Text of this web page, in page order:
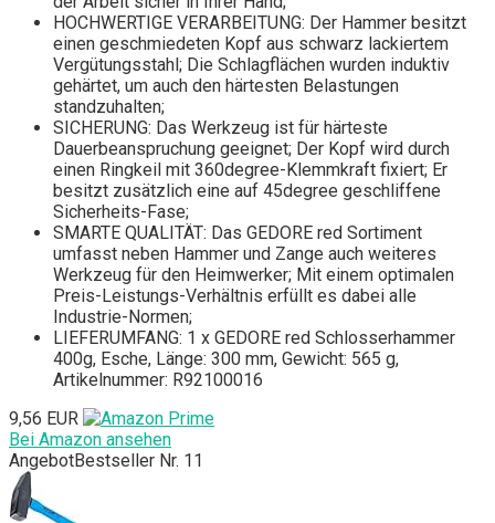
HOCHWERTIGE VERARBEITUNG: Der Hammer besitzt
einen geschmiedeten Kopf aus schwarz lackiertem
Vergütungsstahl; Die Schlagflächen wurden induktiv
gehärtet, um auch den härtesten Belastungen
standzuhalten;
SICHERUNG: Das Werkzeug ist für härteste
Dauerbeanspruchung geeignet; Der Kopf wird durch
einen Ringkeil mit 360degree-Klemmkraft fixiert; Er
besitzt zusätzlich eine auf 45degree geschliffene
Sicherheits-Fase;
SMARTE QUALITÄT: Das GEDORE red Sortiment
umfasst neben Hammer und Zange auch weiteres
Werkzeug für den Heimwerker; Mit einem optimalen
Preis-Leistungs-Verhältnis erfüllt es dabei alle
Industrie-Normen;
LIEFERUMFANG: 1 x GEDORE red Schlosserhammer
400g, Esche, Länge: 300 mm, Gewicht: 565 g,
Artikelnummer: R92100016
9,56 EUR
Bei Amazon ansehen
AngebotBestseller Nr. 11